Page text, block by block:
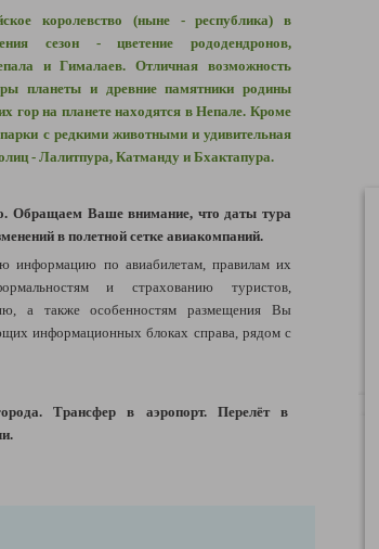
королевство (ныне - республика) в
сезон -цветение рододендронов,
и Гималаев. Отличная возможность
планеты и древние памятники родины
гор на планете находятся в Непале. Кроме
с редкими животными и удивительная
- Лалитпура, Катманду и Бхактапура.
Обращаем Ваше внимание, что даты тура
в полетной сетке авиакомпаний.
информацию по авиабилетам, правилам их
и страхованию туристов,
а также особенностям размещения Вы
информационных блоках справа, рядом с
Трансфер в аэропорт.Перелётв